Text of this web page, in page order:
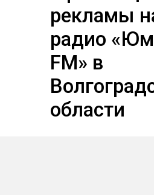
рекламы
радио
FM» в
области